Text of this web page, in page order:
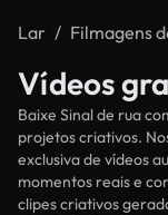
Lar Filmagens
Vídeos
Baixe Sinal de rua
projetos criativos.
exclusiva de vídeos
momentos reais e
clipes criativos